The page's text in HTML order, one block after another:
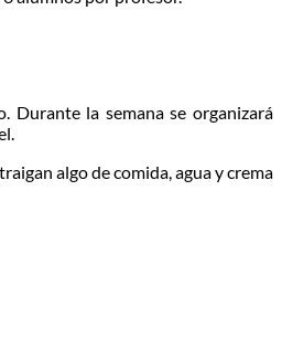
Durante la semana se organizará
algo de comida, agua y crema